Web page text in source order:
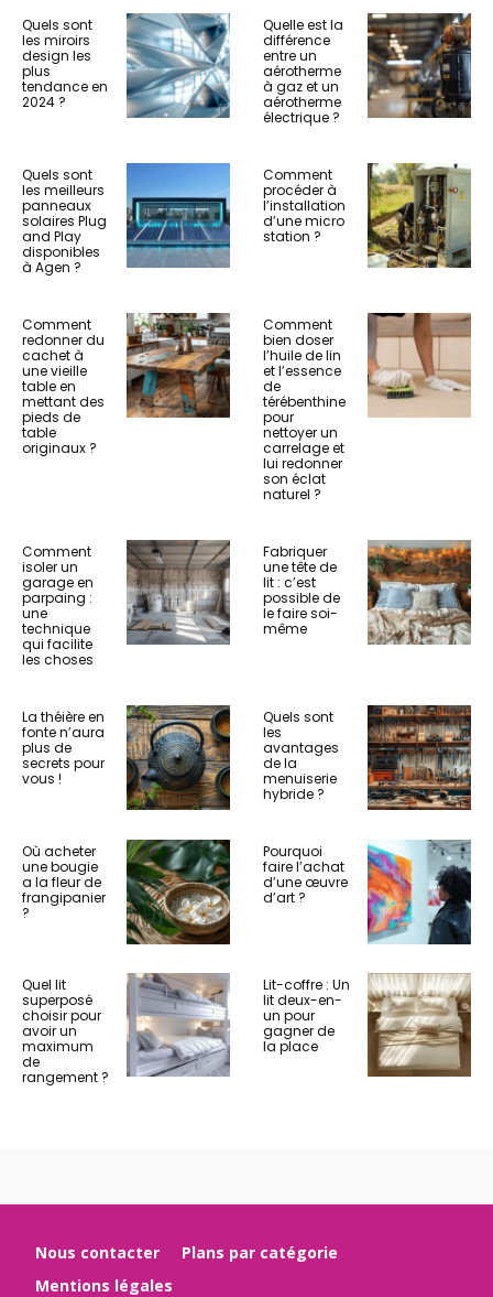
Quels sont
les miroirs
design les
plus
tendance en
2024 ?
Quelle est la
différence
entre un
aérotherme
à gaz et un
aérotherme
électrique ?
Quels sont
les meilleurs
panneaux
solaires Plug
and Play
disponibles
à Agen ?
Comment
procéder à
l’installation
d’une micro
station ?
Comment
redonner du
cachet à
une vieille
table en
mettant des
pieds de
table
originaux ?
Comment
bien doser
l’huile de lin
et l’essence
de
térébenthine
pour
nettoyer un
carrelage et
lui redonner
son éclat
naturel ?
Comment
isoler un
garage en
parpaing :
une
technique
qui facilite
les choses
Fabriquer
une tête de
lit : c’est
possible de
le faire soi-
même
La théière en
fonte n’aura
plus de
secrets pour
vous !
Quels sont
les
avantages
de la
menuiserie
hybride ?
Où acheter
une bougie
a la fleur de
frangipanier
?
Pourquoi
faire l’achat
d’une œuvre
d’art ?
Quel lit
superposé
choisir pour
avoir un
maximum
de
rangement ?
Lit-coffre : Un
lit deux-en-
un pour
gagner de
la place
Nous contacter
Plans par catégorie
Mentions légales